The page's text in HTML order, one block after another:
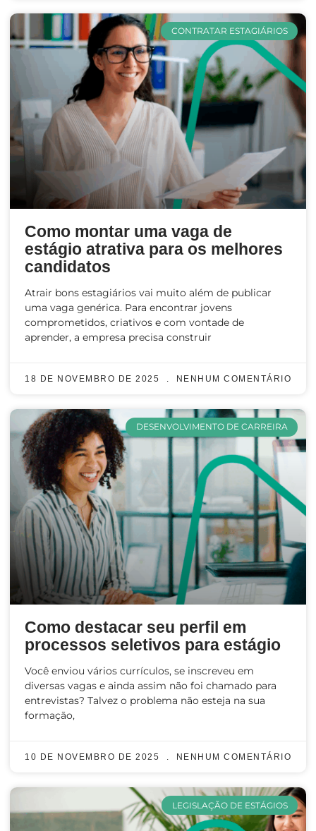
CONTRATAR ESTAGIÁRIOS
Como montar uma vaga de
estágio atrativa para os melhores
candidatos
Atrair bons estagiários vai muito além de publicar
uma vaga genérica. Para encontrar jovens
comprometidos, criativos e com vontade de
aprender, a empresa precisa construir
18 DE NOVEMBRO DE 2025 NENHUM COMENTÁRIO
DESENVOLVIMENTO DE CARREIRA
Como destacar seu perfil em
processos seletivos para estágio
Você enviou vários currículos, se inscreveu em
diversas vagas e ainda assim não foi chamado para
entrevistas? Talvez o problema não esteja na sua
formação,
10 DE NOVEMBRO DE 2025 NENHUM COMENTÁRIO
LEGISLAÇÃO DE ESTÁGIOS